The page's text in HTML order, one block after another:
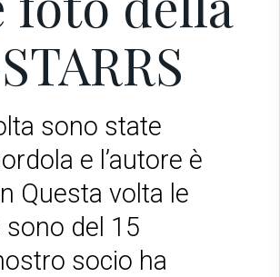
sono state
e l’autore è
Questa volta le
del 15
socio ha